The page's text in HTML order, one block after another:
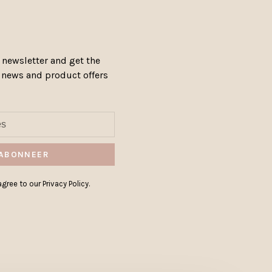
and get the
and product offers
to our Privacy Policy.